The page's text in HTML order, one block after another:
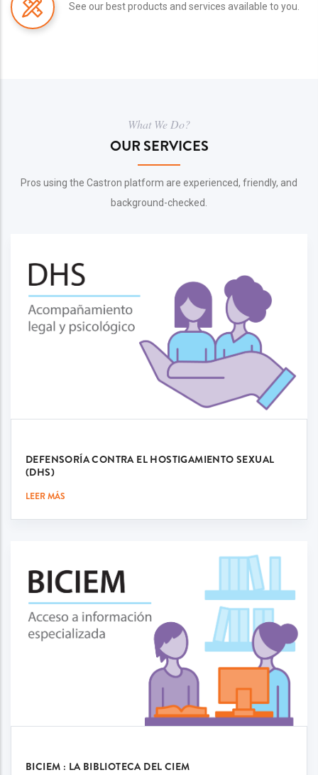
See our best products and services available to you.
What We Do?
OUR SERVICES
Pros using the Castron platform are experienced, friendly, and
background-checked.
DEFENSORÍA CONTRA EL HOSTIGAMIENTO SEXUAL
(DHS)
LEER MÁS
BICIEM : LA BIBLIOTECA DEL CIEM